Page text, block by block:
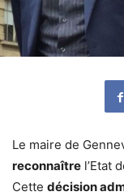
Le maire de
reconnaître l’Etat
Cette décision